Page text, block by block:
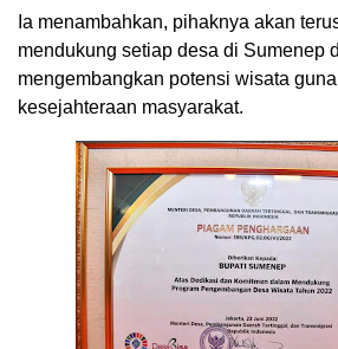
Ia menambahkan, pihaknya akan
mendukung setiap desa di Sumenep
mengembangkan potensi wisata
kesejahteraan masyarakat.